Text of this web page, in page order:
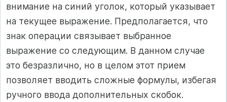
внимание на синий уголок, который указывает
на текущее выражение. Предполагается, что
знак операции связывает выбранное
выражение со следующим. В данном случае
это безразлично, но в целом этот прием
позволяет вводить сложные формулы, избегая
ручного ввода дополнительных скобок.